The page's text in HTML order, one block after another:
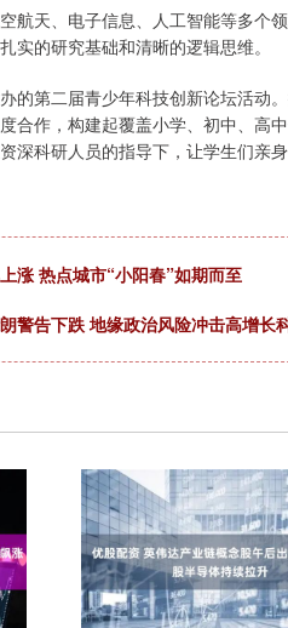
航天、电子信息、人工智能等多个
实的研究基础和清晰的逻辑思维。
的第二届青少年科技创新论坛活动
合作，构建起覆盖小学、初中、高
深科研人员的指导下，让学生们亲
涨 热点城市“小阳春”如期而至
警告下跌 地缘政治风险冲击高增长